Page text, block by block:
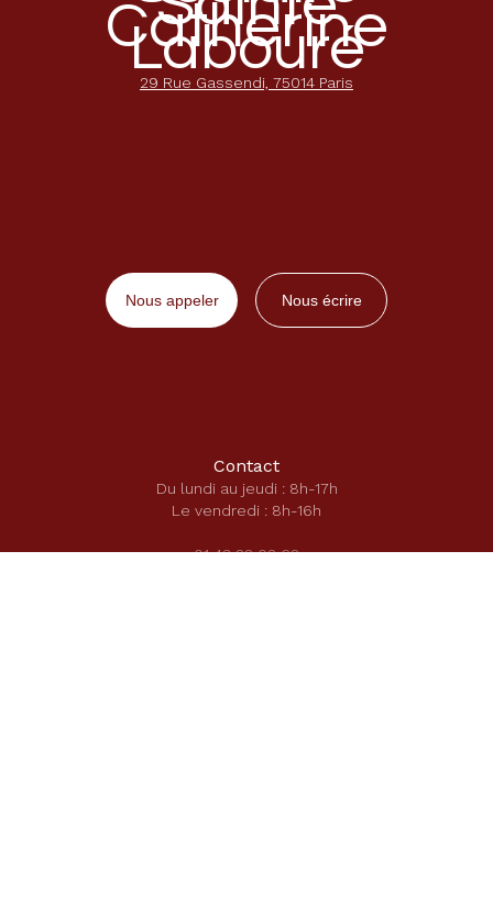
Catherine
Labouré
29 Rue Gassendi, 75014 Paris
Nous appeler Nous écrire
Contact
Du lundi au jeudi : 8h-17h
Le vendredi : 8h-16h
01 43 22 02 62